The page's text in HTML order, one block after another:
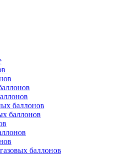
баллонов
баллонов
баллонов